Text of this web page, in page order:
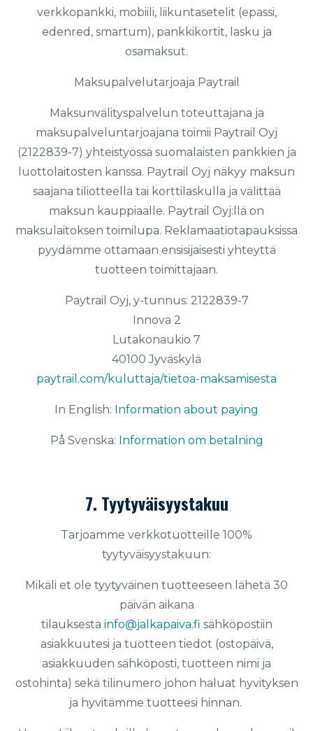
verkkopankki, mobiili, liikuntasetelit (epassi,
edenred, smartum), pankkikortit, lasku ja
osamaksut.
Maksupalvelutarjoaja Paytrail
Maksunvälityspalvelun toteuttajana ja
maksupalveluntarjoajana toimii Paytrail Oyj
(2122839-7) yhteistyössä suomalaisten pankkien ja
luottolaitosten kanssa. Paytrail Oyj näkyy maksun
saajana tiliotteella tai korttilaskulla ja välittää
maksun kauppiaalle. Paytrail Oyj:llä on
maksulaitoksen toimilupa. Reklamaatiotapauksissa
pyydämme ottamaan ensisijaisesti yhteyttä
tuotteen toimittajaan.
Paytrail Oyj, y-tunnus: 2122839-7
Innova 2
Lutakonaukio 7
40100 Jyväskylä
paytrail.com/kuluttaja/tietoa-maksamisesta
In English: Information about paying
På Svenska: Information om betalning
7. Tyytyväisyystakuu
Tarjoamme verkkotuotteille 100%
tyytyväisyystakuun:
Mikäli et ole tyytyväinen tuotteeseen lähetä 30
päivän aikana
tilauksesta info@jalkapaiva.fi sähköpostiin
asiakkuutesi ja tuotteen tiedot (ostopäivä,
asiakkuuden sähköposti, tuotteen nimi ja
ostohinta) sekä tilinumero johon haluat hyvityksen
ja hyvitämme tuotteesi hinnan.